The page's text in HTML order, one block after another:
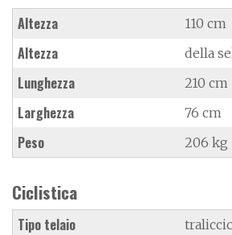
Altezza 110 cm
Altezza della
Lunghezza 210 cm
Larghezza 76 cm
Peso 206 kg
Ciclistica
Tipo telaio